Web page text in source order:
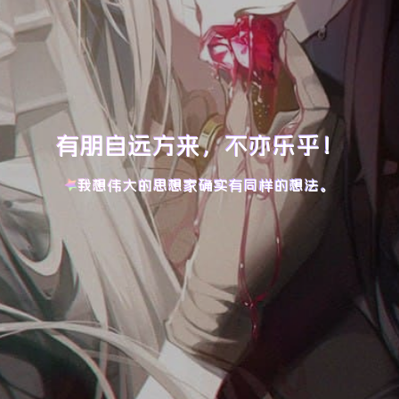
有朋自远方来，不亦乐乎！
我想伟大的思想家确实有同样的想法。